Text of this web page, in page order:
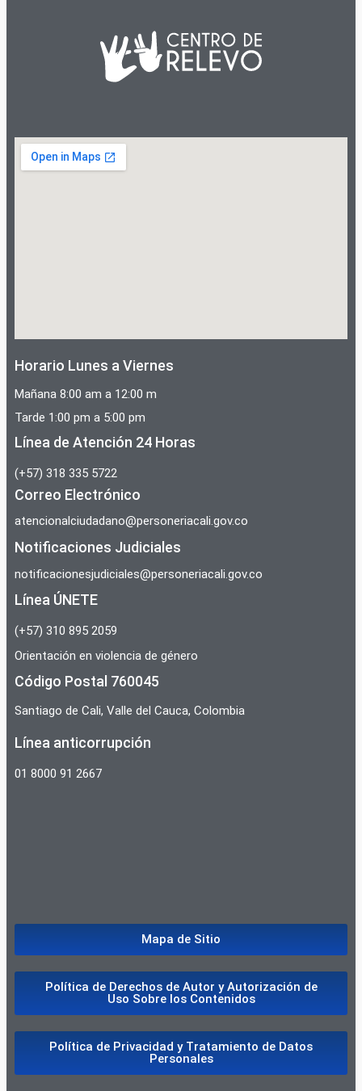
Horario Lunes a Viernes
Mañana 8:00 am a 12:00 m
Tarde 1:00 pm a 5:00 pm
Línea de Atención 24 Horas
(+57) 318 335 5722
Correo Electrónico
atencionalciudadano@personeriacali.gov.co
Notificaciones Judiciales
notificacionesjudiciales@personeriacali.gov.co
Línea ÚNETE
(+57) 310 895 2059
Orientación en violencia de género
Código Postal 760045
Santiago de Cali, Valle del Cauca, Colombia
Línea anticorrupción
01 8000 91 2667
Mapa de Sitio
Política de Derechos de Autor y Autorización de
Uso Sobre los Contenidos
Política de Privacidad y Tratamiento de Datos
Personales